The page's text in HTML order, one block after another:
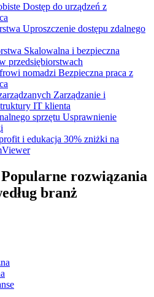
Dostęp do urządzeń z
Uproszczenie dostępu zdalnego
Skalowalna i bezpieczna
przedsiębiorstwach
nomadzi Bezpieczna praca z
Zarządzanie i
IT klienta
sprzętu Usprawnienie
i edukacja 30% zniżki na
Popularne rozwiązania
branż